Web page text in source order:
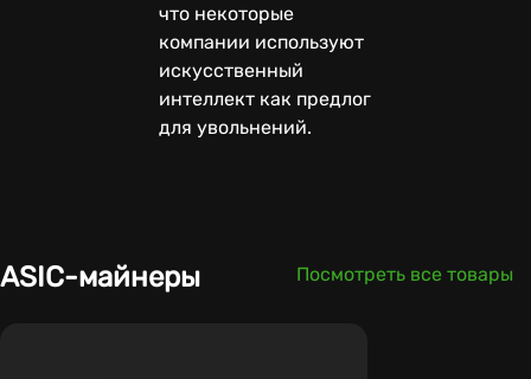
что некоторые
компании используют
искусственный
интеллект как предлог
для увольнений.
ASIC-майнеры Посмотреть все товары